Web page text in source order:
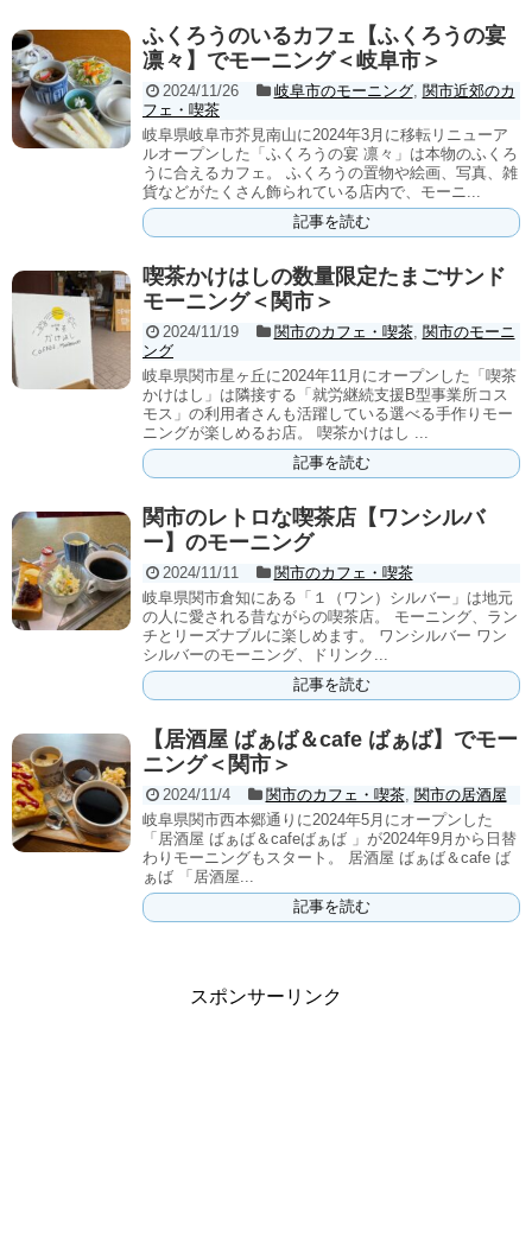
ふくろうのいるカフェ【ふくろうの宴
凛々】でモーニング＜岐阜市＞
2024/11/26 岐阜市のモーニング, 関市近郊のカ
フェ・喫茶
岐阜県岐阜市芥見南山に2024年3月に移転リニューア
ルオープンした「ふくろうの宴 凛々」は本物のふくろ
うに合えるカフェ。 ふくろうの置物や絵画、写真、雑
貨などがたくさん飾られている店内で、モーニ...
記事を読む
喫茶かけはしの数量限定たまごサンド
モーニング＜関市＞
2024/11/19 関市のカフェ・喫茶, 関市のモーニ
ング
岐阜県関市星ヶ丘に2024年11月にオープンした「喫茶
かけはし」は隣接する「就労継続支援B型事業所コス
モス」の利用者さんも活躍している選べる手作りモー
ニングが楽しめるお店。 喫茶かけはし ...
記事を読む
関市のレトロな喫茶店【ワンシルバ
ー】のモーニング
2024/11/11
関市のカフェ・喫茶
岐阜県関市倉知にある「１（ワン）シルバー」は地元
の人に愛される昔ながらの喫茶店。 モーニング、ラン
チとリーズナブルに楽しめます。 ワンシルバー ワン
シルバーのモーニング、ドリンク...
記事を読む
【居酒屋 ばぁば＆cafe ばぁば】でモー
ニング＜関市＞
2024/11/4 関市のカフェ・喫茶, 関市の居酒屋
岐阜県関市西本郷通りに2024年5月にオープンした
「居酒屋 ばぁば＆cafeばぁば 」が2024年9月から日替
わりモーニングもスタート。 居酒屋 ばぁば＆cafe ば
ぁば 「居酒屋...
記事を読む
スポンサーリンク